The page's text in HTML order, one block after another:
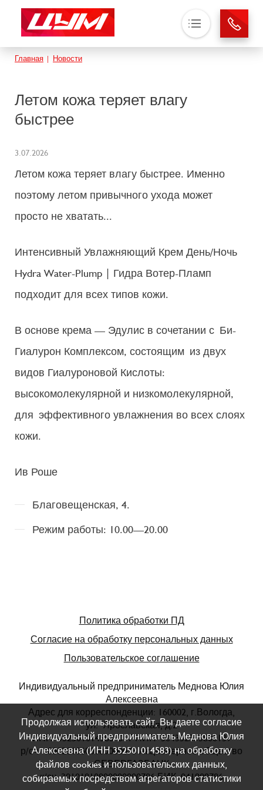
Строка навигации
Главная Новости
Летом кожа теряет влагу
быстрее
3.07.2026
Летом кожа теряет влагу быстрее. Именно
поэтому летом привычного ухода может
просто не хватать...
Интенсивный Увлажняющий Крем День/Ночь
Hydra Water-Plump | Гидра Вотер-Пламп
подходит для всех типов кожи.
В основе крема — Эдулис в сочетании с Би-
Гиалурон Комплексом, состоящим из двух
видов Гиалуроновой Кислоты:
высокомолекулярной и низкомолекулярной,
для эффективного увлажнения во всех слоях
кожи.
Ив Роше
Благовещенская, 4.
Режим работы: 10.00—20.00
Политика обработки ПД
Согласие на обработку персональных данных
Пользовательское соглашение
Индивидуальный предприниматель Меднова Юлия
Алексеевна
Адрес для корреспонденции: 160002, г.Вологда,
ул. Ярославская, д.2
ИНН 352501014583 ОГРНИП 304352535800139
р/сч 40802810600000000073 Акционерное общество
«СЕВЕРГАЗБАНК»
к/сч 30101810800000000786 БИК 041909786
Продолжая использовать сайт, Вы даете согласие
Индивидуальный предприниматель Меднова Юлия
Алексеевна (ИНН 352501014583) на обработку
файлов cookies и пользовательских данных,
собираемых посредством агрегаторов статистики